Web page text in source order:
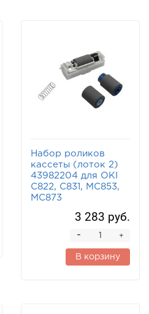
Набор роликов
кассеты (лоток 2)
43982204 для OKI
C822, C831, MC853,
MC873
3 283 руб.
+
-
В корзину